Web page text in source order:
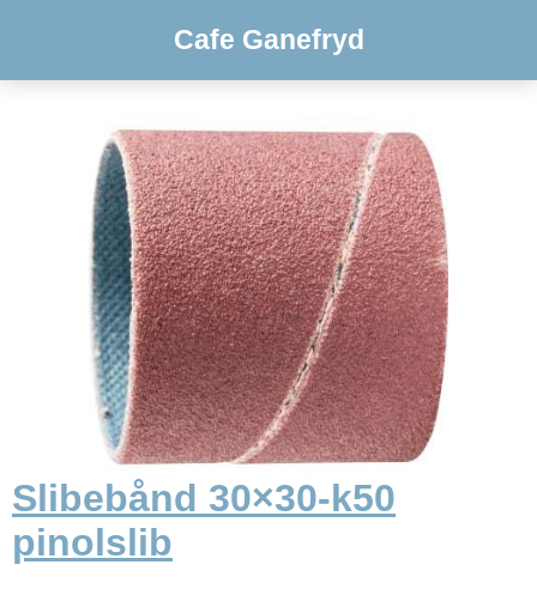
Cafe Ganefryd
Slibebånd 30×30-k50
pinolslib